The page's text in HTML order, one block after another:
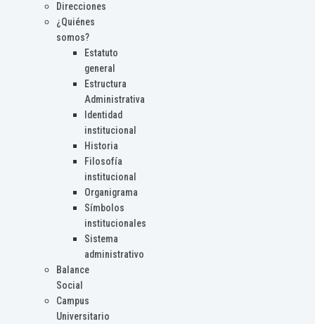
Direcciones
¿Quiénes
somos?
Estatuto
general
Estructura
Administrativa
Identidad
institucional
Historia
Filosofía
institucional
Organigrama
Símbolos
institucionales
Sistema
administrativo
Balance
Social
Campus
Universitario